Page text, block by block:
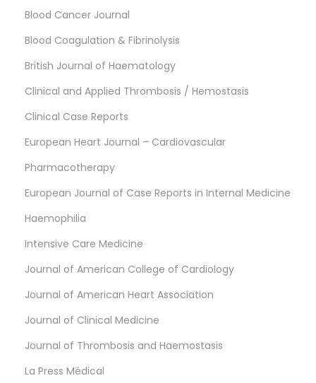
Blood Cancer Journal
Blood Coagulation & Fibrinolysis
British Journal of Haematology
Clinical and Applied Thrombosis / Hemostasis
Clinical Case Reports
European Heart Journal – Cardiovascular
Pharmacotherapy
European Journal of Case Reports in Internal Medicine
Haemophilia
Intensive Care Medicine
Journal of American College of Cardiology
Journal of American Heart Association
Journal of Clinical Medicine
Journal of Thrombosis and Haemostasis
La Press Médical